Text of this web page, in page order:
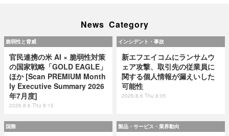
News Category
脆弱性と脅威
官民連携の米 AI × 脆弱性対策
の国家戦略「GOLD EAGLE」
ほか [Scan PREMIUM Month
ly Executive Summary 2026
年7月度]
2026.8.6 Thu 8:15
インシデント・事故
新エフエイコムにランサムウ
ェア攻撃、取引先の従業員に
関する個人情報が漏えいした
可能性
2026.8.6 Thu 8:05
国際 製品・サービス・業界動向